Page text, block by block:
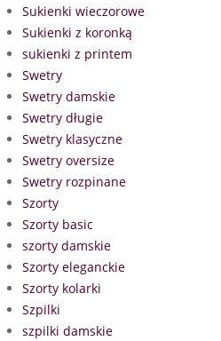
Sukienki wieczorowe
Sukienki z koronką
sukienki z printem
Swetry
Swetry damskie
Swetry długie
Swetry klasyczne
Swetry oversize
Swetry rozpinane
Szorty
Szorty basic
szorty damskie
Szorty eleganckie
Szorty kolarki
Szpilki
szpilki damskie